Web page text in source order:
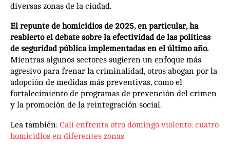
diversas zonas de la ciudad.
El repunte de homicidios de 2025, en particular, ha
reabierto el debate sobre la efectividad de las políticas
de seguridad pública implementadas en el último año.
Mientras algunos sectores sugieren un enfoque más
agresivo para frenar la criminalidad, otros abogan por la
adopción de medidas más preventivas, como el
fortalecimiento de programas de prevención del crimen
y la promoción de la reintegración social.
Lea también: Cali enfrenta otro domingo violento: cuatro
homicidios en diferentes zonas